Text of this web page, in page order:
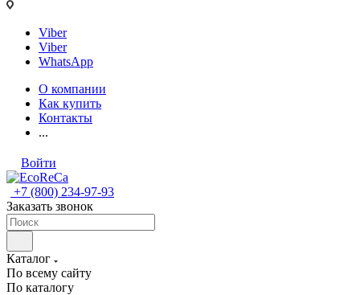
Viber
Viber
WhatsApp
О компании
Как купить
Контакты
...
Войти
+7 (800) 234-97-93
Заказать звонок
Каталог
По всему сайту
По каталогу